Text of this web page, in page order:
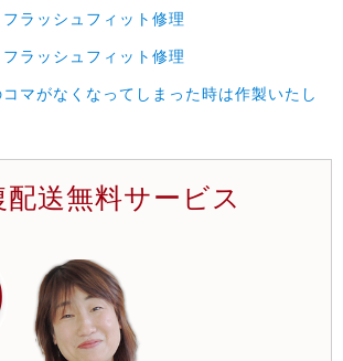
ラッシュフィット修理
ラッシュフィット修理
マがなくなってしまった時は作製いたし
配送無料サービス